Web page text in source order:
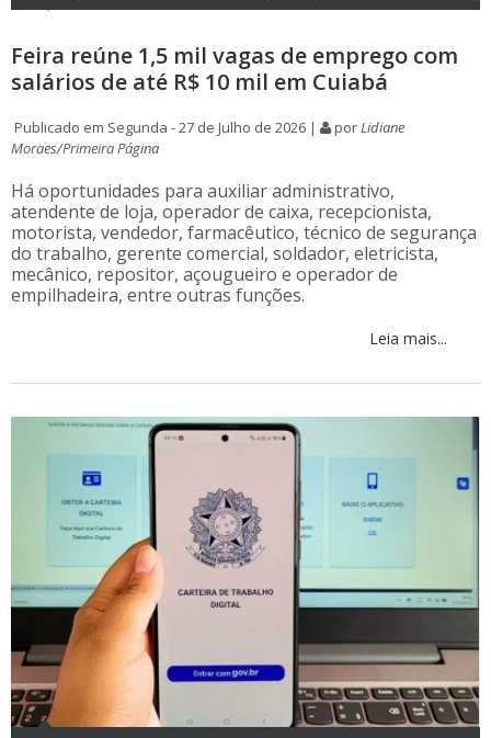
Feira reúne 1,5 mil vagas de emprego com
salários de até R$ 10 mil em Cuiabá
Publicado em Segunda - 27 de Julho de 2026 | porLidiane
Moraes/Primeira Página
Há oportunidades para auxiliar administrativo,
atendente de loja, operador de caixa, recepcionista,
motorista, vendedor, farmacêutico, técnico de segurança
do trabalho, gerente comercial, soldador, eletricista,
mecânico, repositor, açougueiro e operador de
empilhadeira, entre outras funções.
Leia mais...